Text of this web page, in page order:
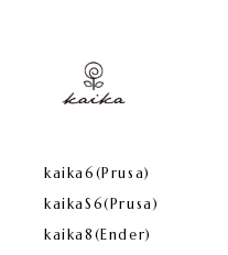
kaika6(Prusa)​
kaikaS6(Prusa)
kaika8(Ender)​